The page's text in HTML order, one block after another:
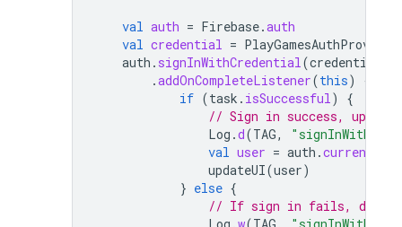
val auth = Firebase.auth
val credential = PlayGamesAuthProvider
auth . signInWithCredential(credential
.addOnCompleteListener(this) {
if (task . isSuccessful)
{
// Sign in success,
Log .d(TAG,
val user = auth .currentUser
updateUI(user)
} else {
// If sign in fails, display